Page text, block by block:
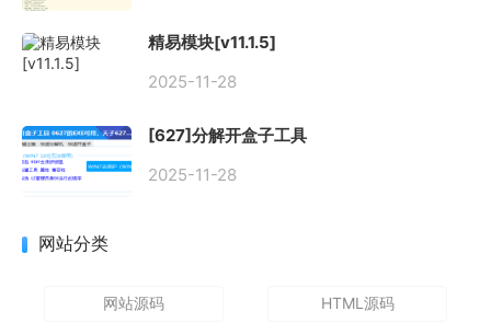
精易模块[v11.1.5]
2025-11-28
[627]分解开盒子工具
2025-11-28
网站分类
网站源码 HTML源码